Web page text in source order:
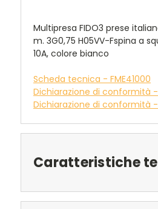
Multipresa FIDO3 prese
m. 3G0,75 H05VV-Fspina a
10A, colore bianco
Scheda tecnica - FME41000
Dichiarazione di conformità -
Dichiarazione di conformità -
Caratteristiche